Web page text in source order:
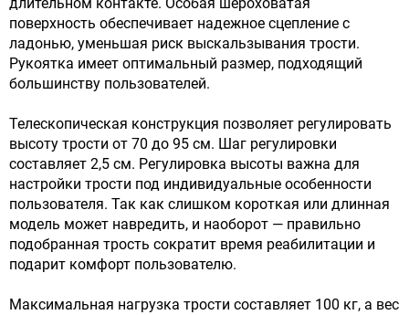
поверхность обеспечивает надежное сцепление с
ладонью, уменьшая риск выскальзывания трости.
Рукоятка имеет оптимальный размер, подходящий
большинству пользователей.
Телескопическая конструкция позволяет регулировать
высоту трости от 70 до 95 см. Шаг регулировки
составляет 2,5 см. Регулировка высоты важна для
настройки трости под индивидуальные особенности
пользователя. Так как слишком короткая или длинная
модель может навредить, и наоборот — правильно
подобранная трость сократит время реабилитации и
подарит комфорт пользователю.
Максимальная нагрузка трости составляет 100 кг, а вес